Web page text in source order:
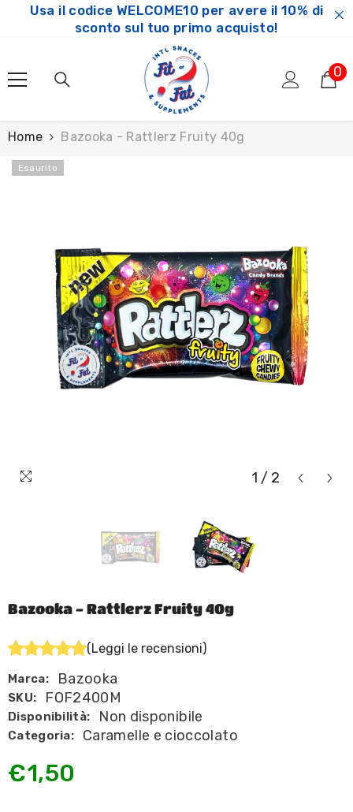
SKIP TO CONTENT
Usa il codice WELCOME10 per avere il 10% di
sconto sul tuo primo acquisto!
00
Home Bazooka - Rattlerz Fruity 40g
Esaurito
1 / 2
Bazooka - Rattlerz Fruity 40g
(Leggi le recensioni)
Marca: Bazooka
SKU: FOF2400M
Disponibilità: Non disponibile
Categoria: Caramelle e cioccolato
€1,50